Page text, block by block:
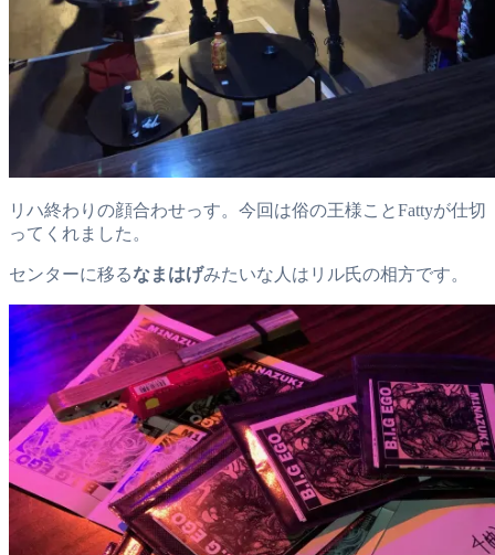
リハ終わりの顔合わせっす。今回は俗の王様ことFattyが仕切
ってくれました。
センターに移るなまはげみたいな人はリル氏の相方です。